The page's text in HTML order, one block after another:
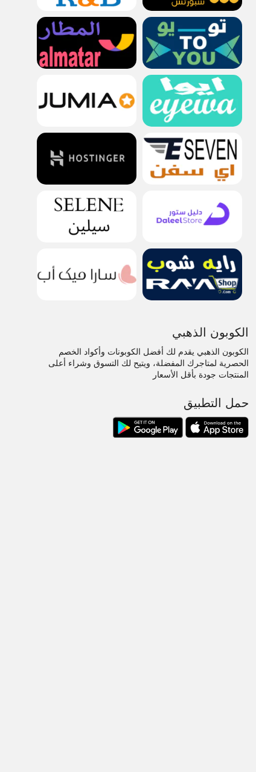
الكوبون الذهبي
الكوبون الذهبي يقدم لك أفضل الكوبونات وأكواد الخصم
الحصرية لمتاجرك المفضلة، ويتيح لك التسوق وشراء أعلى
المنتجات جودة بأقل الأسعار
حمل التطبيق